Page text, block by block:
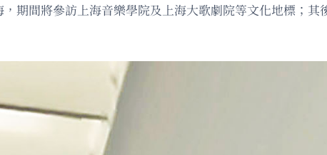
期間將參訪上海音樂學院及上海大歌劇院等文化地標；